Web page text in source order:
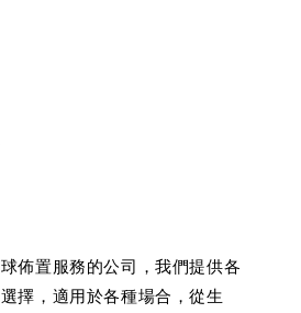
佈置服務的公司，我們提供各
擇，適用於各種場合，從生